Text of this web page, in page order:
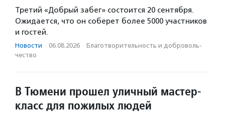
Третий «Добрый забег» состоится 20 сентября.
Ожидается, что он соберет более 5000 участников
и гостей.
Новости · 06.08.2026 · Благотвори­тель­ность и доброволь­
чест­во
В Тюмени прошел уличный мастер-
класс для пожилых людей